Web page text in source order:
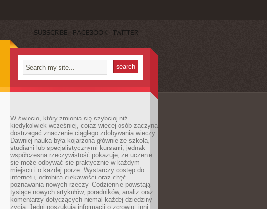
SUBSCRIBE FACEBOOK TWITTER
W świecie, który zmienia się szybciej niż
kiedykolwiek wcześniej, coraz więcej osób zaczyna
dostrzegać znaczenie ciągłego zdobywania wiedzy.
Dawniej nauka była kojarzona głównie ze szkołą,
studiami lub specjalistycznymi kursami, jednak
współczesna rzeczywistość pokazuje, że uczenie
się może odbywać się praktycznie w każdym
miejscu i o każdej porze. Wystarczy dostęp do
internetu, odrobina ciekawości oraz chęć
poznawania nowych rzeczy. Codziennie powstają
tysiące nowych artykułów, poradników, analiz oraz
komentarzy dotyczących niemal każdej dziedziny
życia. Jedni poszukują informacji o zdrowiu, inni